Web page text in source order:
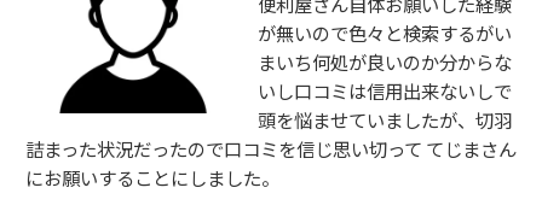
が無いので色々と検索するがい
まいち何処が良いのか分からな
いし口コミは信用出来ないしで
頭を悩ませていましたが、切羽
詰まった状況だったので口コミを信じ思い切って てじまさん
にお願いすることにしました。